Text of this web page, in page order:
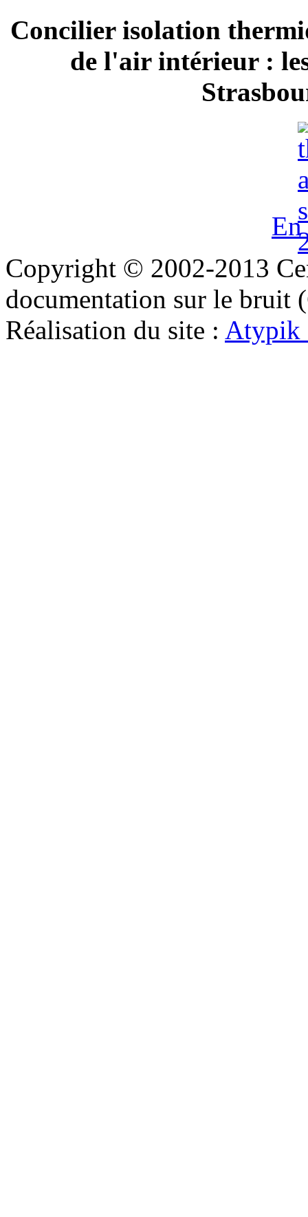
Concilier isolation
de l'air intérieur :
Copyright © 2002-2013
documentation sur le bruit
Réalisation du site : Atypik